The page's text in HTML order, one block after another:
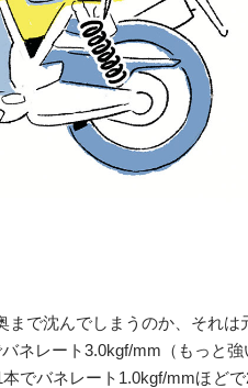
で沈んでしまうのか、それ
ネレート3.0kgf/mm（もっと
でバネレート1.0kgf/mmほど